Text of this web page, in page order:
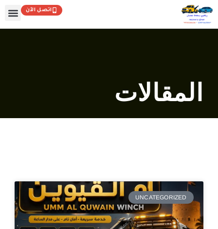
إلى
المحتوى
اتصل الآن
المقالات
UNCATEGORIZED